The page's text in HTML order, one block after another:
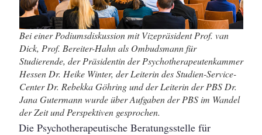
Bei einer Podiumsdiskussion mit Vizepräsident Prof. van
Dick, Prof. Bereiter-Hahn als Ombudsmann für
Studierende, der Präsidentin der Psychotherapeutenkammer
Hessen Dr. Heike Winter, der Leiterin des Studien-Service-
Center Dr. Rebekka Göhring und der Leiterin der PBS Dr.
Jana Gutermann wurde über Aufgaben der PBS im Wandel
der Zeit und Perspektiven gesprochen.
Die Psychotherapeutische Beratungsstelle für